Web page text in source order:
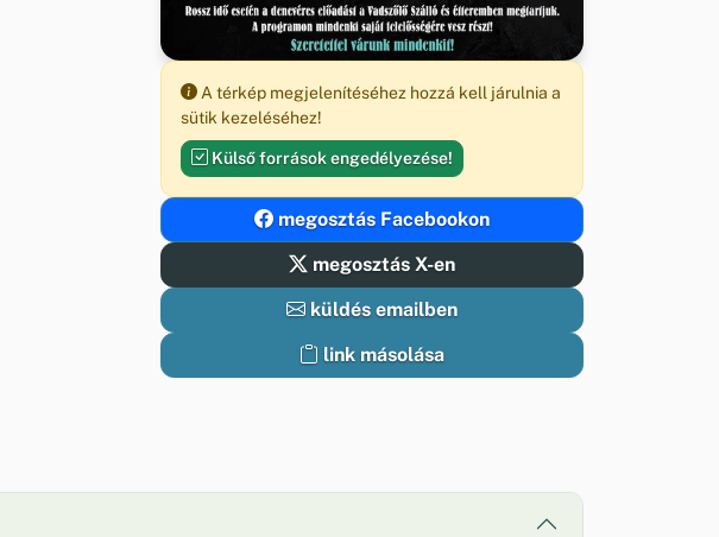
A térkép megjelenítéséhez hozzá kell járulnia a
sütik kezeléséhez!
Külső források engedélyezése!
megosztás Facebookon
megosztás X-en
küldés emailben
link másolása